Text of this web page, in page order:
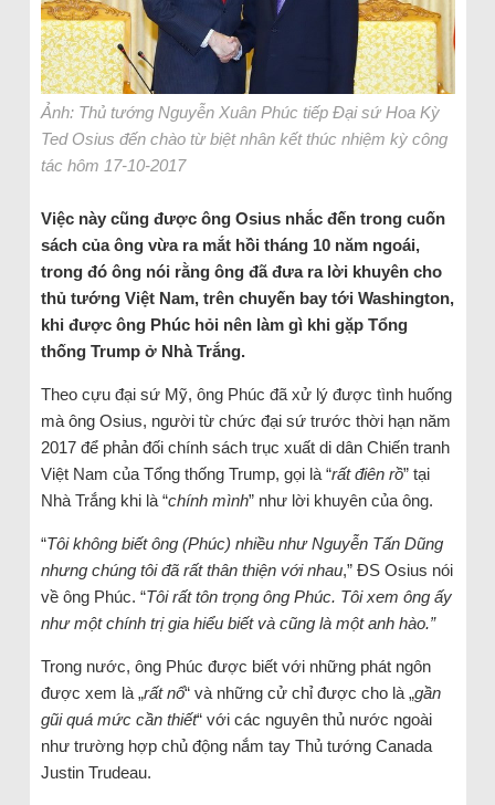
Ảnh: Thủ tướng Nguyễn Xuân Phúc tiếp Đại sứ Hoa Kỳ
Ted Osius đến chào từ biệt nhân kết thúc nhiệm kỳ công
tác hôm 17-10-2017
Việc này cũng được ông Osius nhắc đến trong cuốn
sách của ông vừa ra mắt hồi tháng 10 năm ngoái,
trong đó ông nói rằng ông đã đưa ra lời khuyên cho
thủ tướng Việt Nam, trên chuyến bay tới Washington,
khi được ông Phúc hỏi nên làm gì khi gặp Tổng
thống Trump ở Nhà Trắng.
Theo cựu đại sứ Mỹ, ông Phúc đã xử lý được tình huống
mà ông Osius, người từ chức đại sứ trước thời hạn năm
2017 để phản đối chính sách trục xuất di dân Chiến tranh
Việt Nam của Tổng thống Trump, gọi là “rất điên rồ” tại
Nhà Trắng khi là “chính mình” như lời khuyên của ông.
“Tôi không biết ông (Phúc) nhiều như Nguyễn Tấn Dũng
nhưng chúng tôi đã rất thân thiện với nhau,” ĐS Osius nói
về ông Phúc. “Tôi rất tôn trọng ông Phúc. Tôi xem ông ấy
như một chính trị gia hiểu biết và cũng là một anh hào.”
Trong nước, ông Phúc được biết với những phát ngôn
được xem là „rất nổ“ và những cử chỉ được cho là „gần
gũi quá mức cần thiết“ với các nguyên thủ nước ngoài
như trường hợp chủ động nắm tay Thủ tướng Canada
Justin Trudeau.